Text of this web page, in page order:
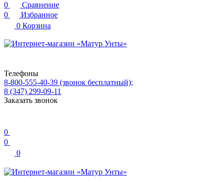
0
Сравнение
0
Избранное
0 Корзина
Телефоны
8-800-555-40-39 (звонок бесплатный);
8 (347) 299-09-11
Заказать звонок
0
0
0